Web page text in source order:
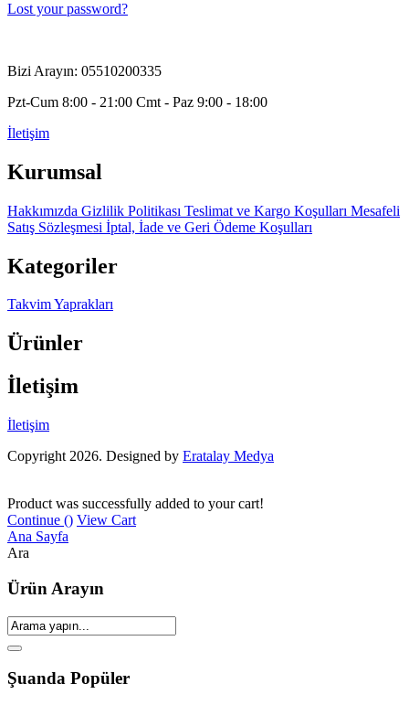
Lost your password?
Bizi Arayın: 05510200335
Pzt-Cum 8:00 - 21:00 Cmt - Paz 9:00 - 18:00
İletişim
Kurumsal
Hakkımızda Gizlilik Politikası Teslimat ve Kargo Koşulları Mesafeli
Satış Sözleşmesi İptal, İade ve Geri Ödeme Koşulları
Kategoriler
Takvim Yaprakları
Ürünler
İletişim
İletişim
Copyright 2026. Designed by Eratalay Medya
Product was successfully added to your cart!
Continue () View Cart
Ana Sayfa
Ara
Ürün Arayın
Şuanda Popüler